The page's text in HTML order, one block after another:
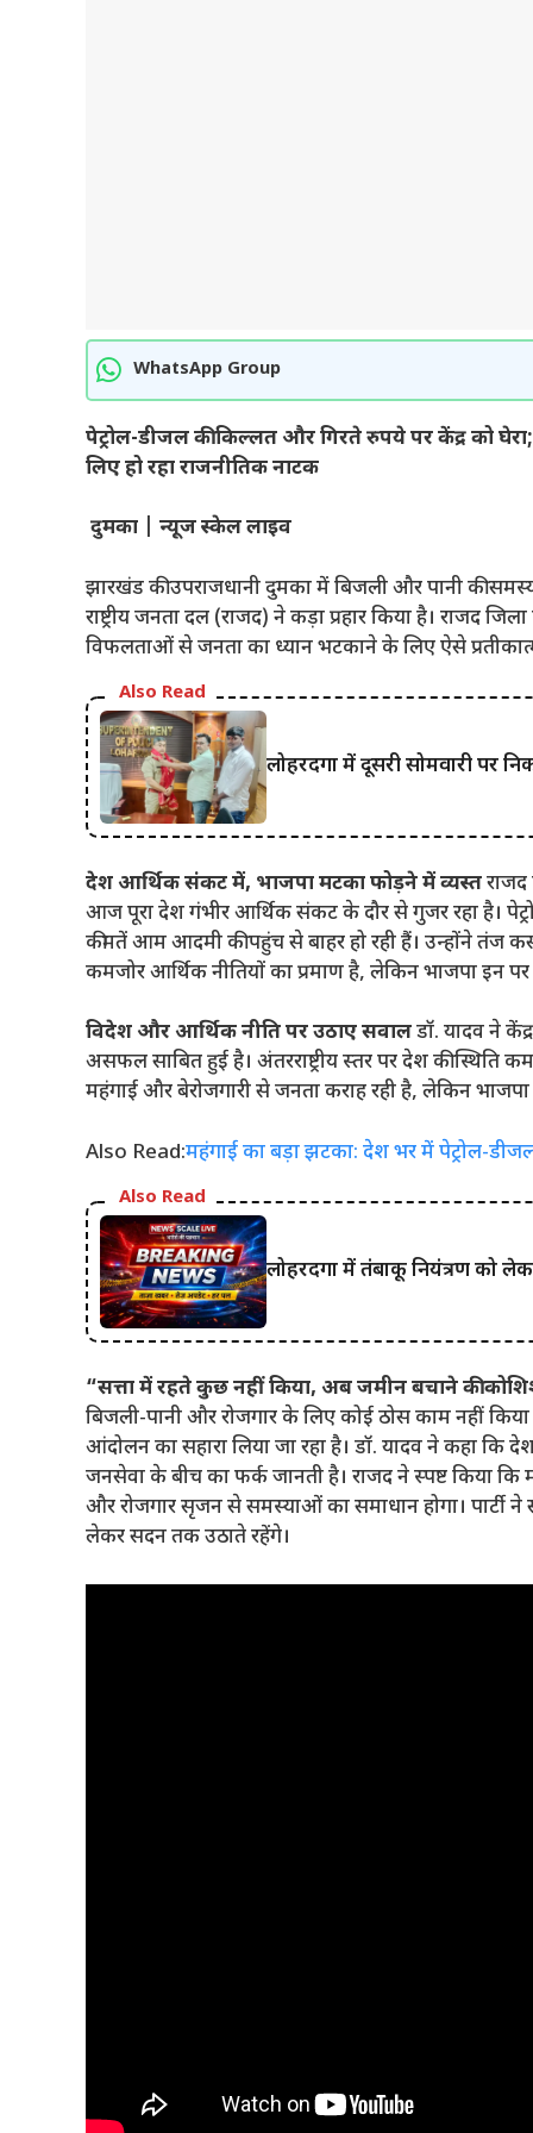
WhatsApp Group
पेट्रोल-डीजल की किल्लत और गिरते रुपये पर केंद्र को
लिए हो रहा राजनीतिक नाटक
दुमका | न्यूज स्केल लाइव
झारखंड की उपराजधानी दुमका में बिजली और पानी की
राष्ट्रीय जनता दल (राजद) ने कड़ा प्रहार किया है। राजद
विफलताओं से जनता का ध्यान भटकाने के लिए ऐसे
Also Read
लोहरदगा में दूसरी सोमवारी पर
देश आर्थिक संकट में, भाजपा मटका फोड़ने में व्यस्तराजद
आज पूरा देश गंभीर आर्थिक संकट के दौर से गुजर रहा है।
कीमतें आम आदमी की पहुंच से बाहर हो रही हैं। उन्होंने तंज
कमजोर आर्थिक नीतियों का प्रमाण है, लेकिन भाजपा इन
विदेश और आर्थिक नीति पर उठाए सवालडॉ. यादव ने
असफल साबित हुई है। अंतरराष्ट्रीय स्तर पर देश की स्थिति
महंगाई और बेरोजगारी से जनता कराह रही है, लेकिन
Also Read:महंगाई का बड़ा झटका: देश भर में पेट्रोल-
Also Read
लोहरदगा में तंबाकू नियंत्रण को
“सत्ता में रहते कुछ नहीं किया, अब जमीन बचाने की
बिजली-पानी और रोजगार के लिए कोई ठोस काम नहीं
आंदोलन का सहारा लिया जा रहा है। डॉ. यादव ने कहा
जनसेवा के बीच का फर्क जानती है। राजद ने स्पष्ट किया
और रोजगार सृजन से समस्याओं का समाधान होगा। पार्टी
लेकर सदन तक उठाते रहेंगे।